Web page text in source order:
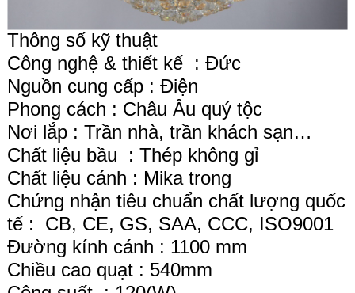
Thông số kỹ thuật
Công nghệ & thiết kế : Đức
Nguồn cung cấp : Điện
Phong cách : Châu Âu quý tộc
Nơi lắp : Trần nhà, trần khách sạn…
Chất liệu bầu : Thép không gỉ
Chất liệu cánh : Mika trong
Chứng nhận tiêu chuẩn chất lượng quốc
tế : CB, CE, GS, SAA, CCC, ISO9001
Đường kính cánh : 1100 mm
Chiều cao quạt : 540mm